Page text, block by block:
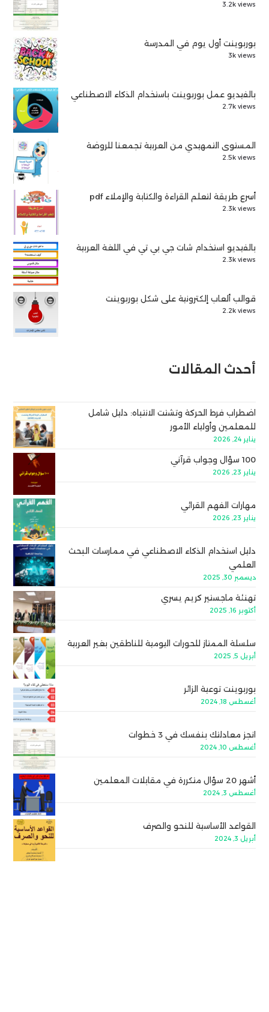
3.2k views
بوربوينت أول يوم في المدرسة
3k views
بالفيديو عمل بوربوينت باستخدام الذكاء الاصطناعي
2.7k views
المستوى التمهيدي من العربية تجمعنا للروضة
2.5k views
أسرع طريقة لتعلم القراءة والكتابة والإملاء pdf
2.3k views
بالفيديو استخدام شات جي بي تي في اللغة العربية
2.3k views
قوالب ألعاب إلكترونية على شكل بوربوينت
2.2k views
أحدث المقالات
اضطراب فرط الحركة وتشتت الانتباه: دليل شامل
للمعلمين وأولياء الأمور
يناير 24, 2026
100 سؤال وجواب قرآني
يناير 23, 2026
مهارات الفهم القرائي
يناير 23, 2026
دليل استخدام الذكاء الاصطناعي في ممارسات البحث
العلمي
ديسمبر 30, 2025
تهنئة ماجستير كريم يسري
أكتوبر 16, 2025
سلسلة الممتاز للحورات اليومية للناطقين بغير العربية
أبريل 5, 2025
بوربوينت توعية الزائر
أغسطس 18, 2024
انجز معادلتك بنفسك في 3 خطوات
أغسطس 10, 2024
أشهر 20 سؤال متكررة في مقابلات المعلمين
أغسطس 3, 2024
القواعد الأساسية للنحو والصرف
أبريل 3, 2024